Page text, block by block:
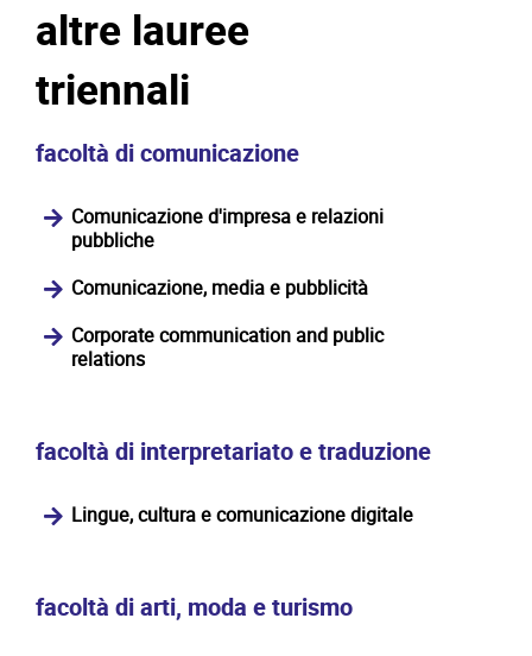
altre lauree
triennali
facoltà di comunicazione
Comunicazione d'impresa e relazioni
pubbliche
Comunicazione, media e pubblicità
Corporate communication and public
relations
facoltà di interpretariato e traduzione
Lingue, cultura e comunicazione digitale
facoltà di arti, moda e turismo